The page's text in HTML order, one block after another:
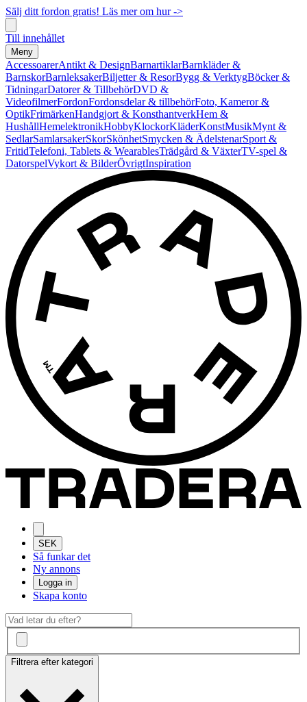
Sälj ditt fordon gratis! Läs mer om hur ->
Till innehållet
Meny
AccessoarerAntikt & DesignBarnartiklarBarnkläder &
BarnskorBarnleksakerBiljetter & ResorBygg & VerktygBöcker &
TidningarDatorer & TillbehörDVD &
VideofilmerFordonFordonsdelar & tillbehörFoto, Kameror &
OptikFrimärkenHandgjort & KonsthantverkHem &
HushållHemelektronikHobbyKlockorKläderKonstMusikMynt &
SedlarSamlarsakerSkorSkönhetSmycken & ÄdelstenarSport &
FritidTelefoni, Tablets & WearablesTrädgård & VäxterTV-spel &
DatorspelVykort & BilderÖvrigtInspiration
SEK
Så funkar det
Ny annons
Logga in
Skapa konto
Filtrera efter kategori